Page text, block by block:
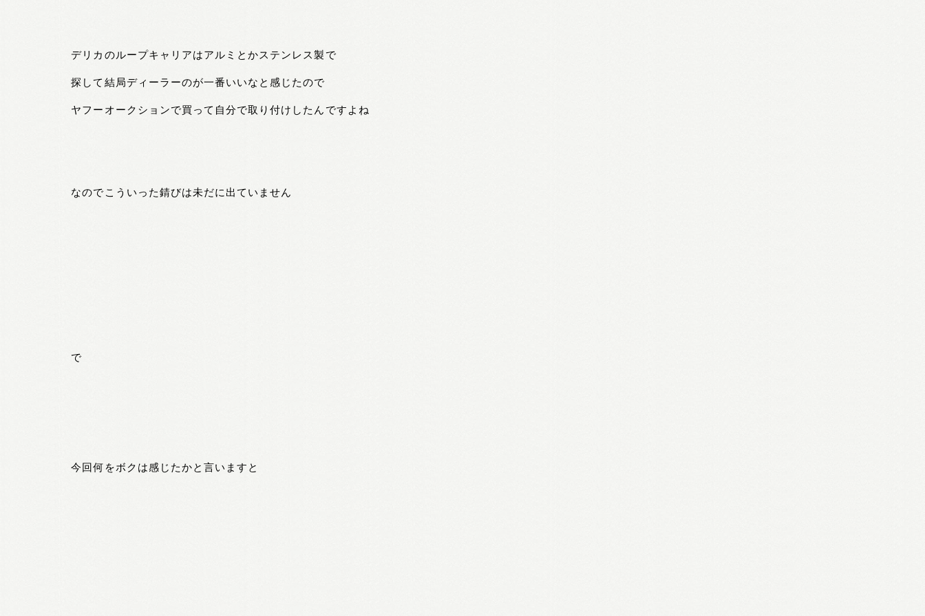
デリカのループキャリアはアルミとかステンレス製で
探して結局ディーラーのが一番いいなと感じたので
ヤフーオークションで買って自分で取り付けしたんですよね
なのでこういった錆びは未だに出ていません
で
今回何をボクは感じたかと言いますと